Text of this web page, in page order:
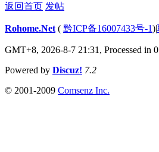
返回首页 发帖
Rohome.Net ( 黔ICP备16007433号-1)|
GMT+8, 2026-8-7 21:31, Processed in
Powered by Discuz! 7.2
© 2001-2009 Comsenz Inc.